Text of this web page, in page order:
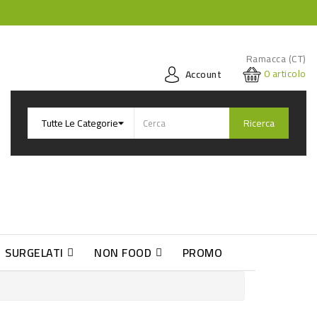
Ramacca (CT)
Account
0articolo
Ricerca
SURGELATI NON FOOD PROMO